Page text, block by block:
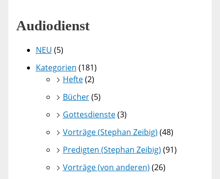
Audiodienst
NEU (5)
Kategorien (181)
Hefte(2)
Bücher(5)
Gottesdienste(3)
Vorträge (Stephan Zeibig) (48)
Predigten (Stephan Zeibig) (91)
Vorträge (von anderen) (26)